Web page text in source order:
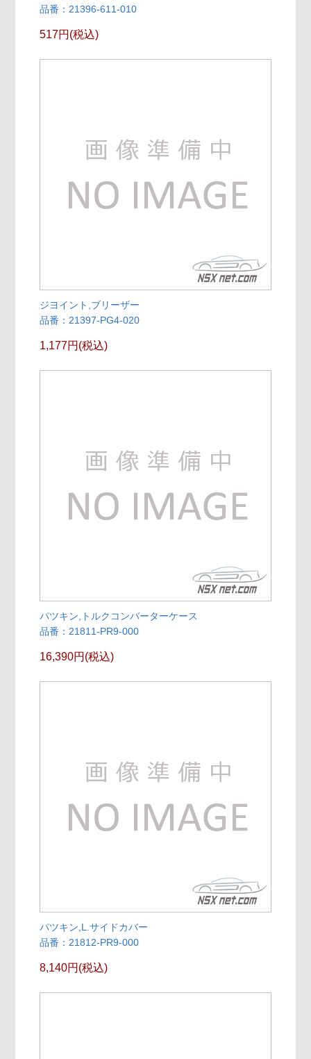
品番：21396-611-010
517円(税込)
ジヨイント,ブリーザー
品番：21397-PG4-020
1,177円(税込)
パツキン,トルクコンバーターケース
品番：21811-PR9-000
16,390円(税込)
パツキン,L.サイドカバー
品番：21812-PR9-000
8,140円(税込)